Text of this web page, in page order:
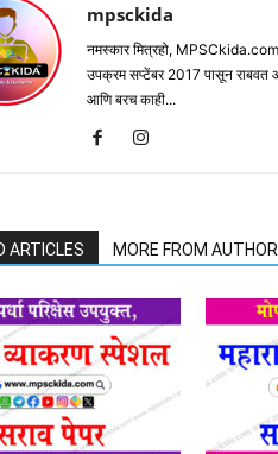
mpsckida
नमस्कार मित्रहो,
उपक्रम सप्टेंबर 2017 पासून राबवत
आणि बरच काही...
ARTICLES MORE FROM AUTHOR